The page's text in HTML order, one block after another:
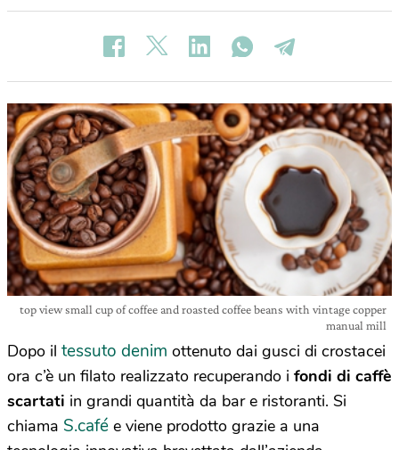
top view small cup of coffee and roasted coffee beans with vintage copper
manual mill
Dopo il tessuto denim ottenuto dai gusci di crostacei
ora c’è un filato realizzato recuperando i fondi di caffè
scartati in grandi quantità da bar e ristoranti. Si
chiama S.café e viene prodotto grazie a una